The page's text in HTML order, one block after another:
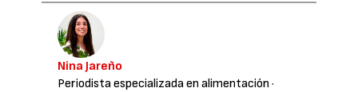
Nina Jareño
Periodista especializada en alimentación ·